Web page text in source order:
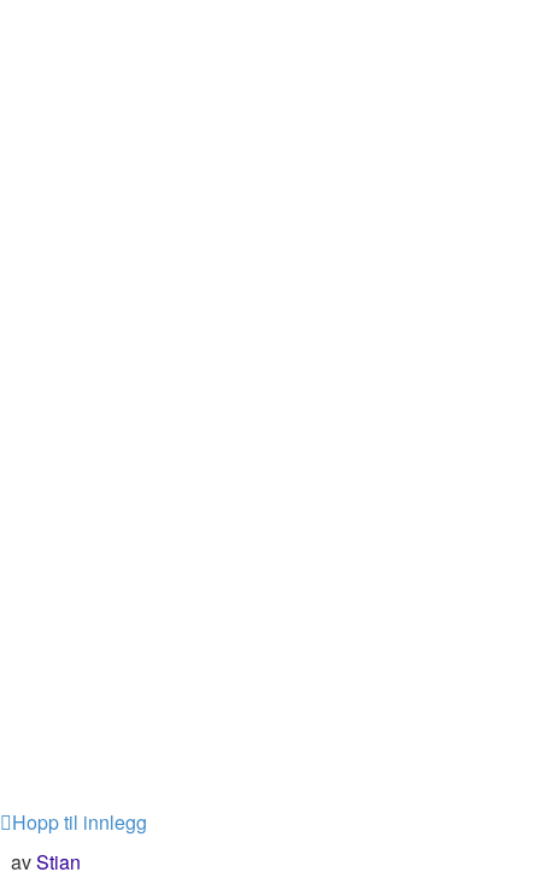
Hopp til innlegg
avStian